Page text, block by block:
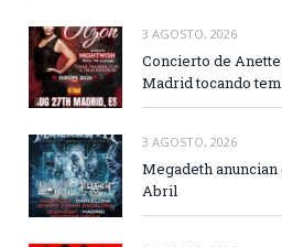
3 AGOSTO, 2026
Concierto de
Madrid tocando
3 AGOSTO, 2026
Megadeth
Abril